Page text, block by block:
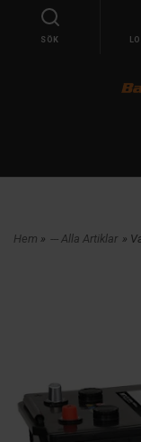
SÖK
Hem » --- Alla Artiklar »